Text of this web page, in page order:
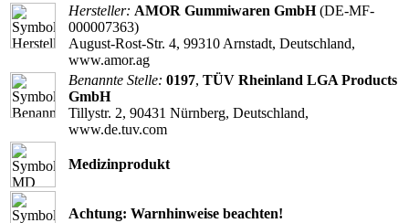
Hersteller: AMOR Gummiwaren GmbH(DE-MF-
000007363)
August-Rost-Str. 4, 99310 Arnstadt, Deutschland,
www.amor.ag
Benannte Stelle: 0197, TÜV Rheinland LGA Products
GmbH
Tillystr. 2, 90431 Nürnberg, Deutschland,
www.de.tuv.com
Medizinprodukt
Achtung: Warnhinweise beachten!